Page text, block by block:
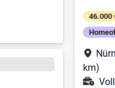
46.000
km)